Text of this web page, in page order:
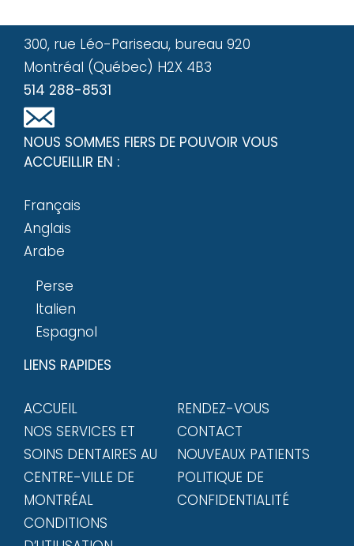
300, rue Léo-Pariseau, bureau 920
Montréal (Québec) H2X 4B3
514 288-8531
NOUS SOMMES FIERS DE POUVOIR VOUS
ACCUEILLIR EN :
Français
Anglais
Arabe
Perse
Italien
Espagnol
LIENS RAPIDES
ACCUEIL
RENDEZ-VOUS
NOS SERVICES ET
SOINS DENTAIRES AU
CENTRE-VILLE DE
MONTRÉAL
CONTACT
NOUVEAUX PATIENTS
POLITIQUE DE
CONFIDENTIALITÉ
CONDITIONS